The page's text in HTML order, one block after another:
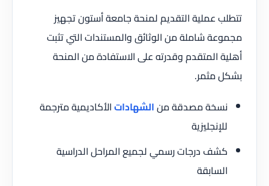
تتطلب عملية التقديم لمنحة جامعة أستون تجهيز
مجموعة شاملة من الوثائق والمستندات التي تثبت
أهلية المتقدم وقدرته على الاستفادة من المنحة
بشكل مثمر.
نسخة مصدقة منالشهاداتالأكاديمية مترجمة
للإنجليزية
كشف درجات رسمي لجميع المراحل الدراسية
السابقة